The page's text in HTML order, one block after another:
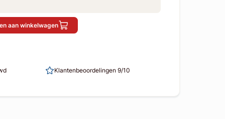
aan winkelwagen
Klantenbeoordelingen 9/10